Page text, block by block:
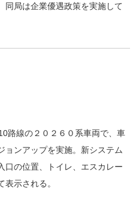
同局は企業優遇政策を実施して
路線の２０２６０系車両で、車
ョンアップを実施。新システム
口の位置、トイレ、エスカレー
示される。